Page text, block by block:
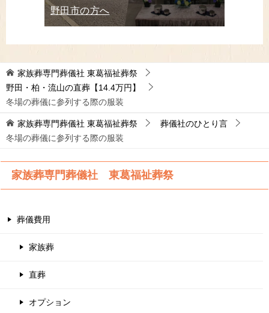
野田市の方へ
家族葬専門葬儀社 東葛福祉葬祭
野田・柏・流山の直葬【14.4万円】
冬場の葬儀に参列する際の服装
家族葬専門葬儀社 東葛福祉葬祭
葬儀社のひとり言
冬場の葬儀に参列する際の服装
家族葬専門葬儀社 東葛福祉葬祭
葬儀費用
家族葬
直葬
オプション